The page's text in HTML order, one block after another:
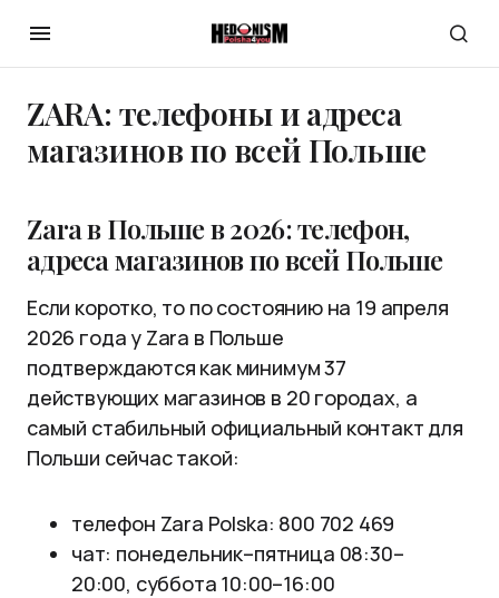
ZARA: телефоны и адреса
магазинов по всей Польше
Zara в Польше в 2026: телефон,
адреса магазинов по всей Польше
Если коротко, то по состоянию на 19 апреля
2026 года у Zara в Польше
подтверждаются как минимум 37
действующих магазинов в 20 городах, а
самый стабильный официальный контакт для
Польши сейчас такой:
телефон Zara Polska: 800 702 469
чат: понедельник–пятница 08:30–
20:00, суббота 10:00–16:00